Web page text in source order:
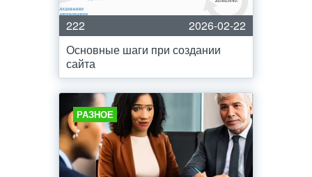
222
2026-02-22
Основные шаги при создании
сайта
РАЗНОЕ